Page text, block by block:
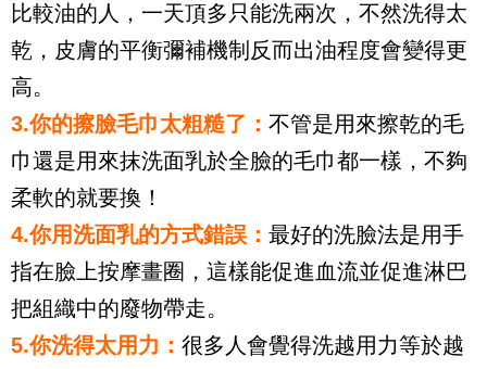
比較油的人，一天頂多只能洗兩次，不然洗得太
乾，皮膚的平衡彌補機制反而出油程度會變得更
高。
3.你的擦臉毛巾太粗糙了： 不管是用來擦乾的毛
巾還是用來抹洗面乳於全臉的毛巾都一樣，不夠
柔軟的就要換！
4.你用洗面乳的方式錯誤： 最好的洗臉法是用手
指在臉上按摩畫圈，這樣能促進血流並促進淋巴
把組織中的廢物帶走。
5.你洗得太用力： 很多人會覺得洗越用力等於越